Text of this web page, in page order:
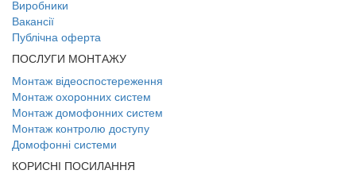
Виробники
Вакансії
Публічна оферта
ПОСЛУГИ МОНТАЖУ
Монтаж відеоспостереження
Монтаж охоронних систем
Монтаж домофонних систем
Монтаж контролю доступу
Домофонні системи
КОРИСНІ ПОСИЛАННЯ